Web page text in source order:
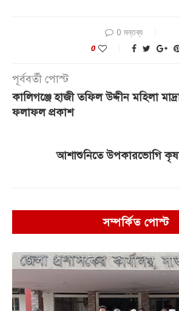
0 মন্তব্য
0
পূর্ববর্তী পোস্ট
কালিগঞ্জে হাজী তফিল উদ্দীন মহিলা
ফলাফল প্রকাশ
আশাশুনিতে উপকারভোগি
সম্পর্কিত পোস্ট